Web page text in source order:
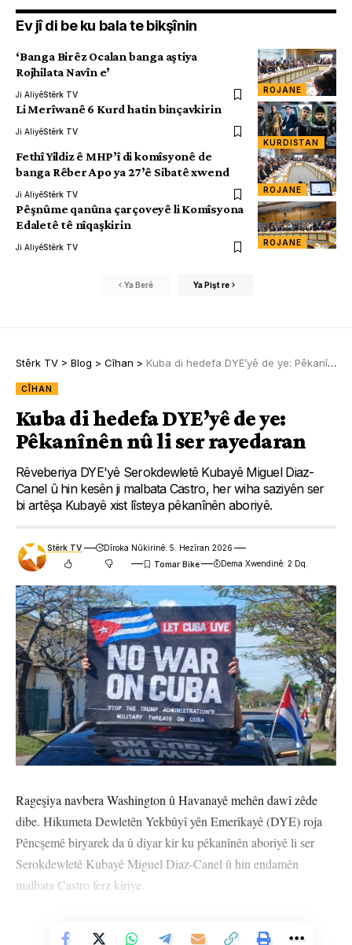
Ev jî di be ku bala te bikşînin
ROJANE
‘Banga Birêz Ocalan banga aştiya
Rojhilata Navîn e’
Ji AliyêStêrk TV
KURDISTAN
Li Merîwanê 6 Kurd hatin binçavkirin
Ji AliyêStêrk TV
ROJANE
Fethî Yildiz ê MHP’î di komîsyonê de
banga Rêber Apo ya 27’ê Sibatê xwend
Ji AliyêStêrk TV
ROJANE
Pêşnûme qanûna çarçoveyê li Komîsyona
Edaletê tê nîqaşkirin
Ji AliyêStêrk TV
Ya Berê Ya Pişt re
Stêrk TV > Blog > Cîhan > Kuba di hedefa DYE’yê de ye: Pêkanînên nû li ser rayedaran
CÎHAN
Kuba di hedefa DYE’yê de ye:
Pêkanînên nû li ser rayedaran
Rêveberiya DYE'yê Serokdewletê Kubayê Miguel Diaz-
Canel û hin kesên ji malbata Castro, her wiha saziyên ser
bi artêşa Kubayê xist lîsteya pêkanînên aboriyê.
Stêrk TV
Dîroka Nûkirinê: 5. Hezîran 2026
Dema Xwendinê: 2 Dq.
Rageşiya navbera Washington û Havanayê mehên dawî zêde
dibe. Hikumeta Dewletên Yekbûyî yên Emerîkayê (DYE) roja
Pêncşemê biryarek da û diyar kir ku pêkanînên aboriyê li ser
Serokdewletê Kubayê Miguel Diaz-Canel û hin endamên
malbata Castro ferz kiriye.
Vê Nûçeyê Bixwîne